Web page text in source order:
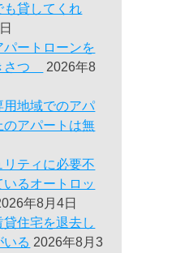
も貸してくれ
パートローンを
さつ
2026年8
用地域でのアパ
のアパートは無
ティに必要不
るオートロッ
年8月4日
住宅を退去し
いる 2026年8月3